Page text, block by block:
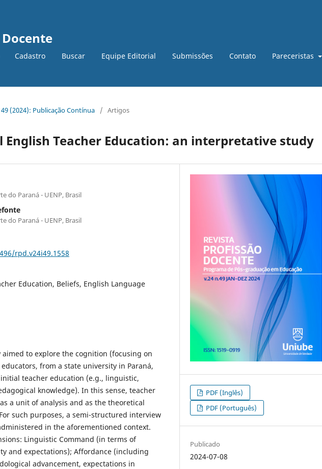
Cadastro Buscar Equipe Editorial Submissões Contato Pareceristas
49 (2024): Publicação Contínua / Artigos
English Teacher Education: an interpretative study
do Paraná - UENP, Brasil
do Paraná - UENP, Brasil
rpd.v24i49.1558
Education, Beliefs, English Language
to explore the cognition (focusing on
from a state university in Paraná,
teacher education (e.g., linguistic,
knowledge). In this sense, teacher
a unit of analysis and as the theoretical
such purposes, a semi-structured interview
in the aforementioned context.
Linguistic Command (in terms of
and expectations); Affordance (including
advancement, expectations in
PDF (Inglês)
PDF (Português)
Publicado
2024-07-08